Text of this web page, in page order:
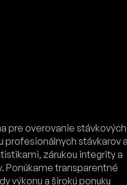
pre overovanie stávkových
profesionálnych stávkarov a
zárukou integrity a
Ponúkame transparentné
výkonu a širokú ponuku